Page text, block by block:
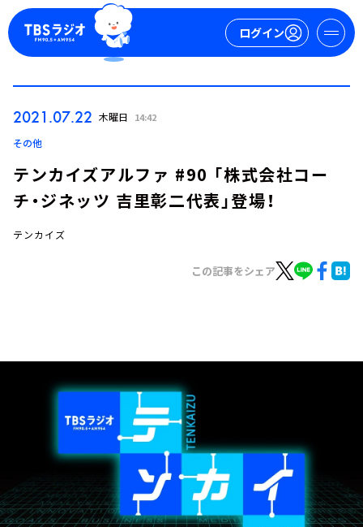
ログイン
イベント・グッズ
YouTube
会社情報
2021.07.22 木曜日 14:42
その他
テンカイズアルファ #90 「株式会社コー
チ・ジネッツ 吉里彰二代表」登場！
テンカイズ
この記事をシェア